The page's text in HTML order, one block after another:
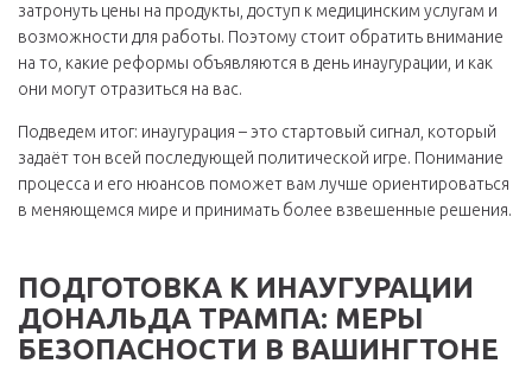
затронуть цены на продукты, доступ к медицинским услугам и
возможности для работы. Поэтому стоит обратить внимание
на то, какие реформы объявляются в день инаугурации, и как
они могут отразиться на вас.
Подведем итог: инаугурация – это стартовый сигнал, который
задаёт тон всей последующей политической игре. Понимание
процесса и его нюансов поможет вам лучше ориентироваться
в меняющемся мире и принимать более взвешенные решения.
ПОДГОТОВКА К ИНАУГУРАЦИИ
ДОНАЛЬДА ТРАМПА: МЕРЫ
БЕЗОПАСНОСТИ В ВАШИНГТОНЕ